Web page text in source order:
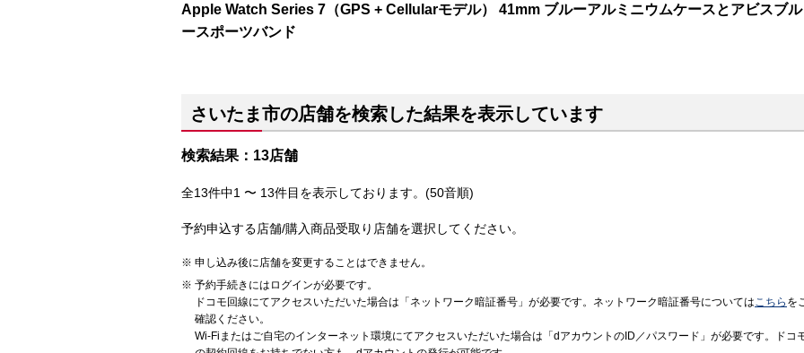
Apple Watch Series 7（GPS + Cellularモデル） 41mm ブルーアルミニウムケースとアビスブル
ースポーツバンド
さいたま市の店舗を検索した結果を表示しています
検索結果：13店舗
全13件中1 〜 13件目を表示しております。(50音順)
予約申込する店舗/購入商品受取り店舗を選択してください。
申し込み後に店舗を変更することはできません。
予約手続きにはログインが必要です。
ドコモ回線にてアクセスいただいた場合は「ネットワーク暗証番号」が必要です。ネットワーク暗証番号についてはこちら を
確認ください。
Wi-Fiまたはご自宅のインターネット環境にてアクセスいただいた場合は「dアカウントのID／パスワード」が必要です。ドコ